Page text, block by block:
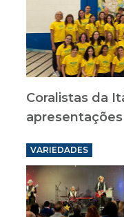
Coralistas da
VARIEDADES